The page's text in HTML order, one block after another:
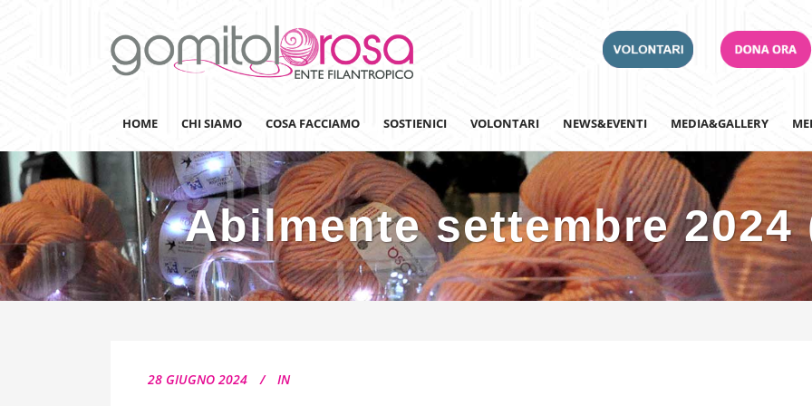
HOME CHI SIAMO COSA FACCIAMO
Lanaterapia
Ricerca
Sensibilizzazione
SOSTIENICI
Adotta un Ospedale
Team Building
VOLONTARI NEWS&EVENTI MEDIA&GALLERY
Abilmente settembre 2024
28 GIUGNO 2024 IN